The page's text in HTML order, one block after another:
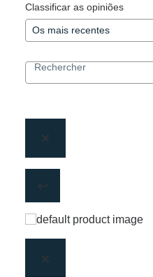
Classificar as opiniões